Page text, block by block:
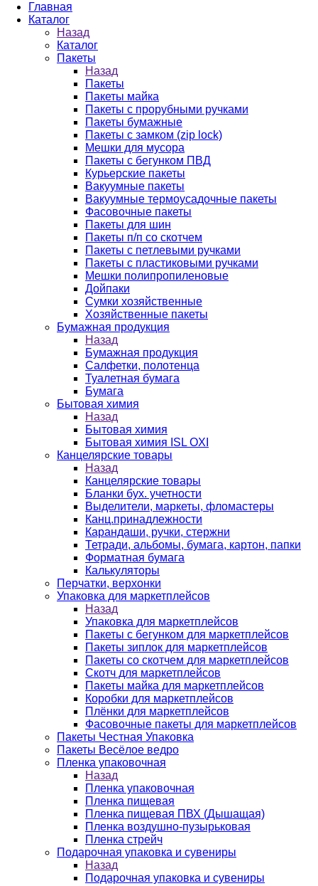
Главная
Каталог
Назад
Каталог
Пакеты
Назад
Пакеты
Пакеты майка
Пакеты с прорубными ручками
Пакеты бумажные
Пакеты с замком (zip lock)
Мешки для мусора
Пакеты с бегунком ПВД
Курьерские пакеты
Вакуумные пакеты
Вакуумные термоусадочные пакеты
Фасовочные пакеты
Пакеты для шин
Пакеты п/п со скотчем
Пакеты с петлевыми ручками
Пакеты с пластиковыми ручками
Мешки полипропиленовые
Дойпаки
Сумки хозяйственные
Хозяйственные пакеты
Бумажная продукция
Назад
Бумажная продукция
Салфетки, полотенца
Туалетная бумага
Бумага
Бытовая химия
Назад
Бытовая химия
Бытовая химия ISL OXI
Канцелярские товары
Назад
Канцелярские товары
Бланки бух. учетности
Выделители, маркеты, фломастеры
Канц.принадлежности
Карандаши, ручки, стержни
Тетради, альбомы, бумага, картон, папки
Форматная бумага
Калькуляторы
Перчатки, верхонки
Упаковка для маркетплейсов
Назад
Упаковка для маркетплейсов
Пакеты с бегунком для маркетплейсов
Пакеты зиплок для маркетплейсов
Пакеты со скотчем для маркетплейсов
Скотч для маркетплейсов
Пакеты майка для маркетплейсов
Коробки для маркетплейсов
Плёнки для маркетплейсов
Фасовочные пакеты для маркетплейсов
Пакеты Честная Упаковка
Пакеты Весёлое ведро
Пленка упаковочная
Назад
Пленка упаковочная
Пленка пищевая
Пленка пищевая ПВХ (Дышащая)
Пленка воздушно-пузырьковая
Пленка стрейч
Подарочная упаковка и сувениры
Назад
Подарочная упаковка и сувениры